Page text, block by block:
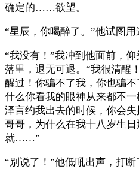
确定的……欲望。
“星辰，你喝醉了。”他试图用
“我没有！”我冲到他面前，
落里，退无可退。“我很清醒
醒过！你骗不了我，你也骗
什么你看我的眼神从来都不
泽言约我出去的时候，你会
哥哥，为什么在我十八岁生
就……”
“别说了！”他低吼出声，打